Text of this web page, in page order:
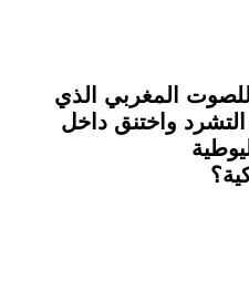
للصوت المغربي الذي
واختنق داخل